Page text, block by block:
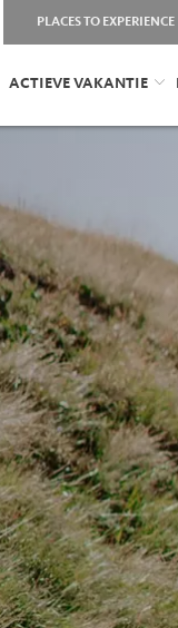
PLACES TO EXPERIENCE
ACTIEVE VAKANTIE